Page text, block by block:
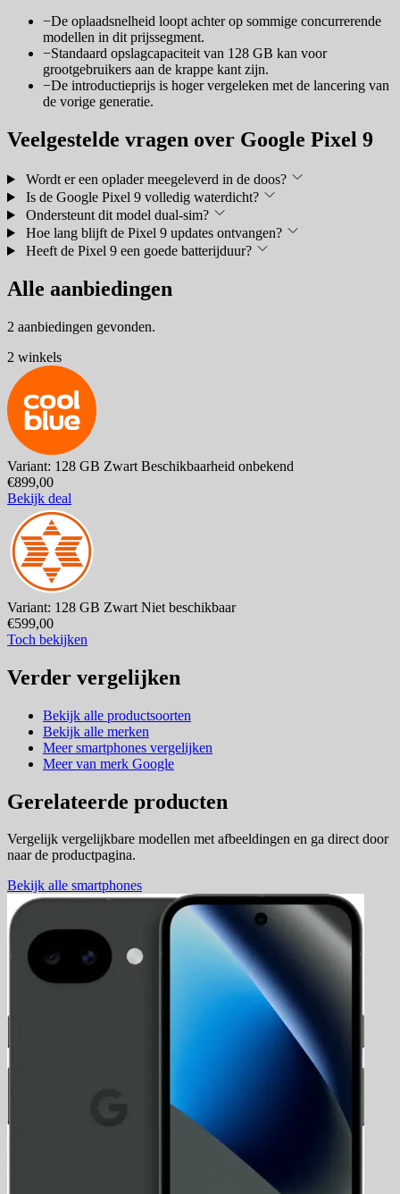
−De oplaadsnelheid loopt achter op sommige concurrerende
modellen in dit prijssegment.
−Standaard opslagcapaciteit van 128 GB kan voor
grootgebruikers aan de krappe kant zijn.
−De introductieprijs is hoger vergeleken met de lancering van
de vorige generatie.
Veelgestelde vragen over Google Pixel 9
Wordt er een oplader meegeleverd in de doos?
Is de Google Pixel 9 volledig waterdicht?
Ondersteunt dit model dual-sim?
Hoe lang blijft de Pixel 9 updates ontvangen?
Heeft de Pixel 9 een goede batterijduur?
Alle aanbiedingen
2 aanbiedingen gevonden.
2 winkels
Variant: 128 GB Zwart Beschikbaarheid onbekend
€899,00
Bekijk deal
Variant: 128 GB Zwart Niet beschikbaar
€599,00
Toch bekijken
Verder vergelijken
Bekijk alle productsoorten
Bekijk alle merken
Meer smartphones vergelijken
Meer van merk Google
Gerelateerde producten
Vergelijk vergelijkbare modellen met afbeeldingen en ga direct door
naar de productpagina.
Bekijk alle smartphones